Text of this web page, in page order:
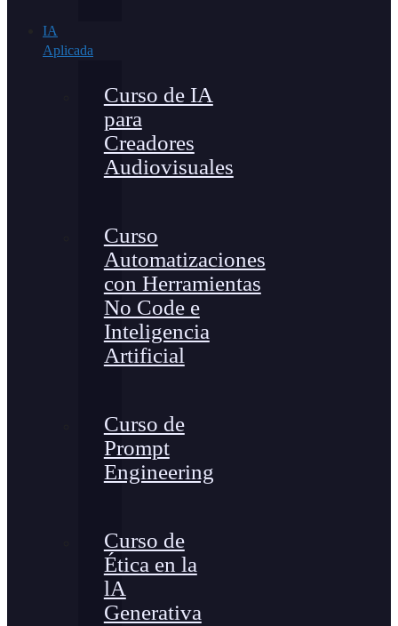
IA
Aplicada
Curso de IA
para
Creadores
Audiovisuales
Curso
Automatizaciones
con Herramientas
No Code e
Inteligencia
Artificial
Curso de
Prompt
Engineering
Curso de
Ética en la
lA
Generativa